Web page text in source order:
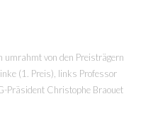
umrahmt von den Preisträgern
(1. Preis), links Professor
Präsident Christophe Braouet